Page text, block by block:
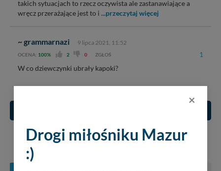
takich sytuacjach to rzecz oczywista ale zastanawiające a
wręcz przerażające jest to i ...przeczytaj więcej
~ grammarnazi 9 lipca 2021, 11:52
OCENA: 100% 2 0 ZGŁOŚ 1
W co dziewczynki ubrały kapoki?
KONCERTY NA MAZURACH
×
Drogi miłośniku Mazur
:)